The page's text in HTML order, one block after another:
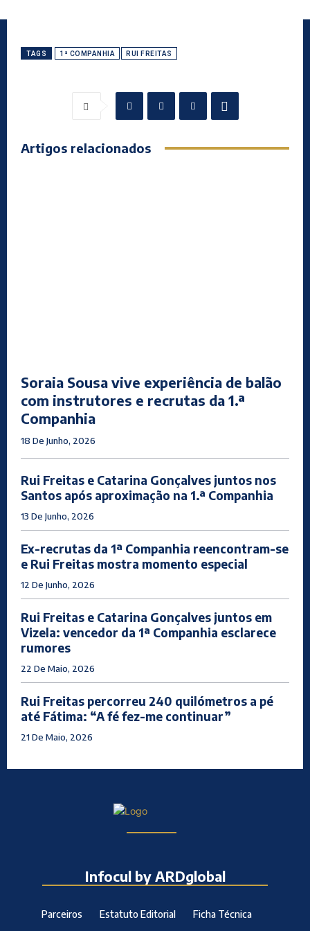
TAGS 1ª COMPANHIA RUI FREITAS
Artigos relacionados
Soraia Sousa vive experiência de balão
com instrutores e recrutas da 1.ª
Companhia
18 De Junho, 2026
Rui Freitas e Catarina Gonçalves juntos nos
Santos após aproximação na 1.ª Companhia
13 De Junho, 2026
Ex-recrutas da 1ª Companhia reencontram-se
e Rui Freitas mostra momento especial
12 De Junho, 2026
Rui Freitas e Catarina Gonçalves juntos em
Vizela: vencedor da 1ª Companhia esclarece
rumores
22 De Maio, 2026
Rui Freitas percorreu 240 quilómetros a pé
até Fátima: “A fé fez-me continuar”
21 De Maio, 2026
Infocul by ARDglobal
Parceiros Estatuto Editorial
Ficha Técnica